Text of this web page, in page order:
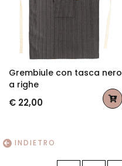
Grembiule con tasca nero
a righe
€ 22,00
INDIETRO